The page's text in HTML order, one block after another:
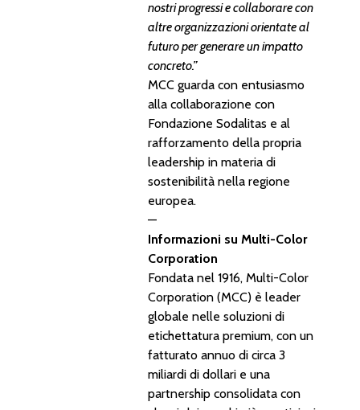
nostri progressi e collaborare con
altre organizzazioni orientate al
futuro per generare un impatto
concreto.”
MCC guarda con entusiasmo
alla collaborazione con
Fondazione Sodalitas e al
rafforzamento della propria
leadership in materia di
sostenibilità nella regione
europea.
—
Informazioni su Multi-Color
Corporation
Fondata nel 1916, Multi-Color
Corporation (MCC) è leader
globale nelle soluzioni di
etichettatura premium, con un
fatturato annuo di circa 3
miliardi di dollari e una
partnership consolidata con